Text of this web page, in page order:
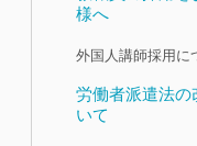
様へ
外国人講師採用に
労働者派遣法の
いて